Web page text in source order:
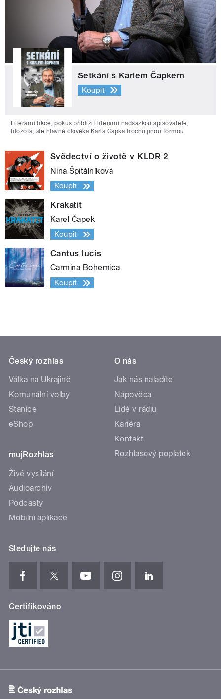
Setkání s Karlem Čapkem
Koupit
Literární fikce, pokus přiblížit literární nadsázkou spisovatele,
filozofa, ale hlavně člověka Karla Čapka trochu jinou formou.
Svědectví o životě v KLDR 2
Nina Špitálníková
Koupit
Krakatit
Karel Čapek
Koupit
Cantus lucis
Carmina Bohemica
Koupit
Český rozhlas
Válka na Ukrajině
Komunální volby
Stanice
eShop
mujRozhlas
Živé vysílání
Audioarchiv
Podcasty
Mobilní aplikace
O nás
Jak nás naladíte
Nápověda
Lidé v rádiu
Kariéra
Kontakt
Rozhlasový poplatek
Sledujte nás
Certifikováno